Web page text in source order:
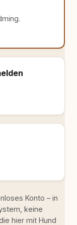
Konto – in
keine
hier mit Hund